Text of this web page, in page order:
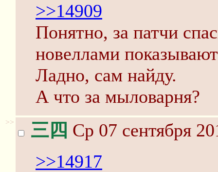
>>14909
Понятно, за патчи
новеллами
Ладно, сам найду.
А что за мыловарня?
>> 三四 Ср 07 сентября
>>14917